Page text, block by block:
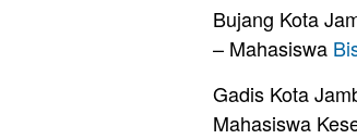
Bujang Kota
– Mahasiswa
Gadis Kota
Mahasiswa